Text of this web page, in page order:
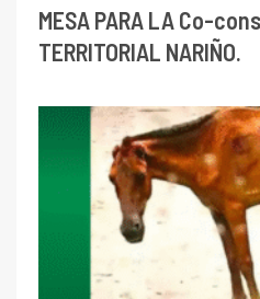
MESA PARA LA Co-
TERRITORIAL NARIÑO.